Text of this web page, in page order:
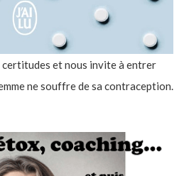
certitudes et nous invite à entrer
ne souffre de sa contraception.